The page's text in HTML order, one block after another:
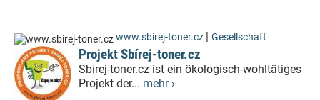
www.sbirej-toner.cz | Gesellschaft
Projekt Sbírej-toner.cz
Sbírej-toner.cz ist ein ökologisch-wohltätiges
Projekt der... mehr ›